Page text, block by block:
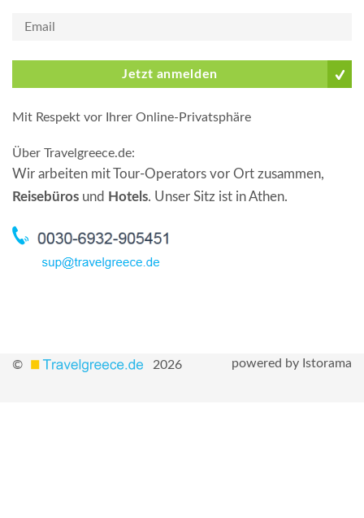
Jetzt anmelden
Mit Respekt vor Ihrer Online-Privatsphäre
Über Travelgreece.de:
Wir arbeiten mit Tour-Operators vor Ort zusammen,
Reisebüros und Hotels. Unser Sitz ist in Athen.
© 2026 powered by Istorama